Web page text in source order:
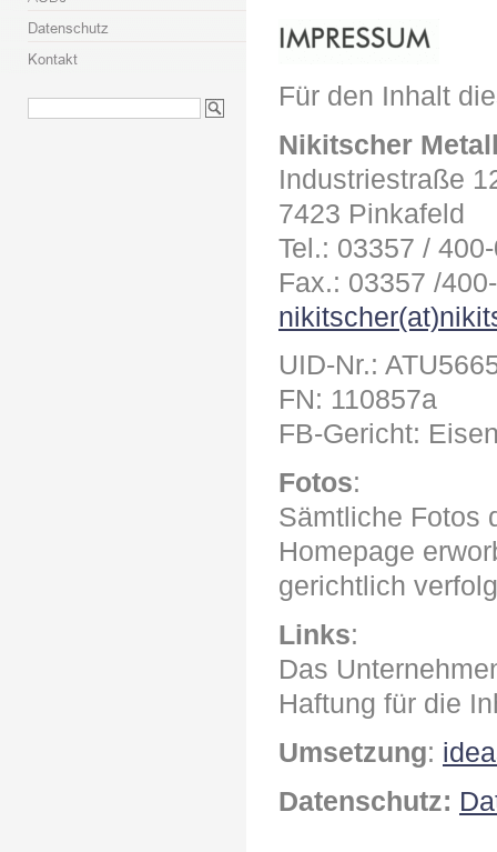
Für den Inhalt
Nikitscher
Industriestraße
7423 Pinkafeld
Tel.: 03357 /
Fax.: 03357 /
UID-Nr.:
FN: 110857a
FB-Gericht:
Fotos:
Sämtliche Fotos
Homepage
gerichtlich
Links:
Das
Haftung für die
Umsetzung:
Datenschutz: